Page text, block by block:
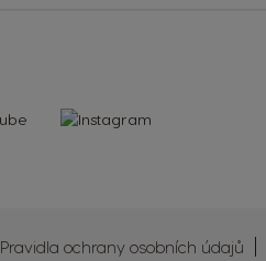
Pravidla ochrany osobních údajů